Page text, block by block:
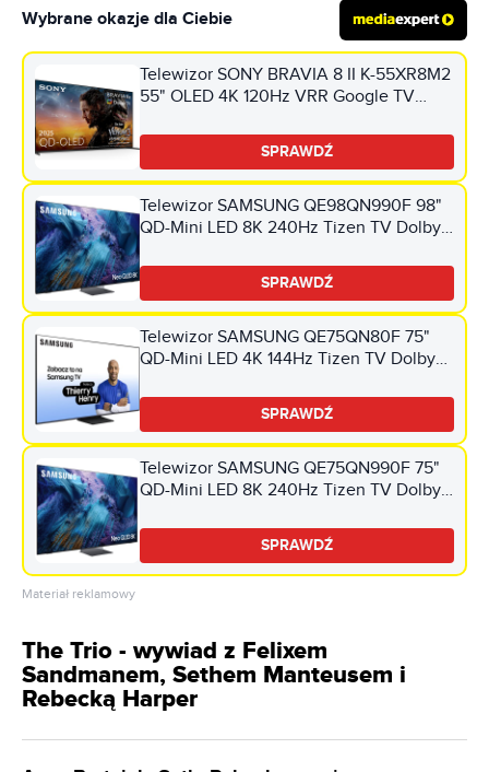
Wybrane okazje dla Ciebie
Telewizor SONY BRAVIA 8 II K-55XR8M2
55" OLED 4K 120Hz VRR Google TV
SPRAWDŹ
Telewizor SAMSUNG QE98QN990F 98"
QD-Mini LED 8K 240Hz Tizen TV Dolby
SPRAWDŹ
Telewizor SAMSUNG QE75QN80F 75"
QD-Mini LED 4K 144Hz Tizen TV Dolby
SPRAWDŹ
Telewizor SAMSUNG QE75QN990F 75"
QD-Mini LED 8K 240Hz Tizen TV Dolby
SPRAWDŹ
Materiał reklamowy
The Trio - wywiad z Felixem
Sandmanem, Sethem Manteusem i
Rebecką Harper